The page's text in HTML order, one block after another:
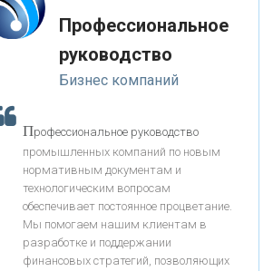
«ЗАПСИБКОМБАНК»
«РОСЕВРОБАНК»
«ПРЕСС-СЛУЖБА ВТБ24»
«АВТОГРАДБАНК»
«ПРОМРЕГИОНБАНК»
-- Лучшее, что можно сделать с хорошим советом, это
пропустить его мимо ушей. Он никогда не бывает
полезен никому, кроме того, кто его дал.
-- Люблю давать советы и очень не люблю, когда их
дают мне.
Профессиональное
руководство
Бизнес компаний
Профессиональное руководство
промышленных компаний по новым
нормативным документам и
технологическим вопросам
обеспечивает постоянное процветание.
Мы помогаем нашим клиентам в
разработке и поддержании
финансовых стратегий, позволяющих